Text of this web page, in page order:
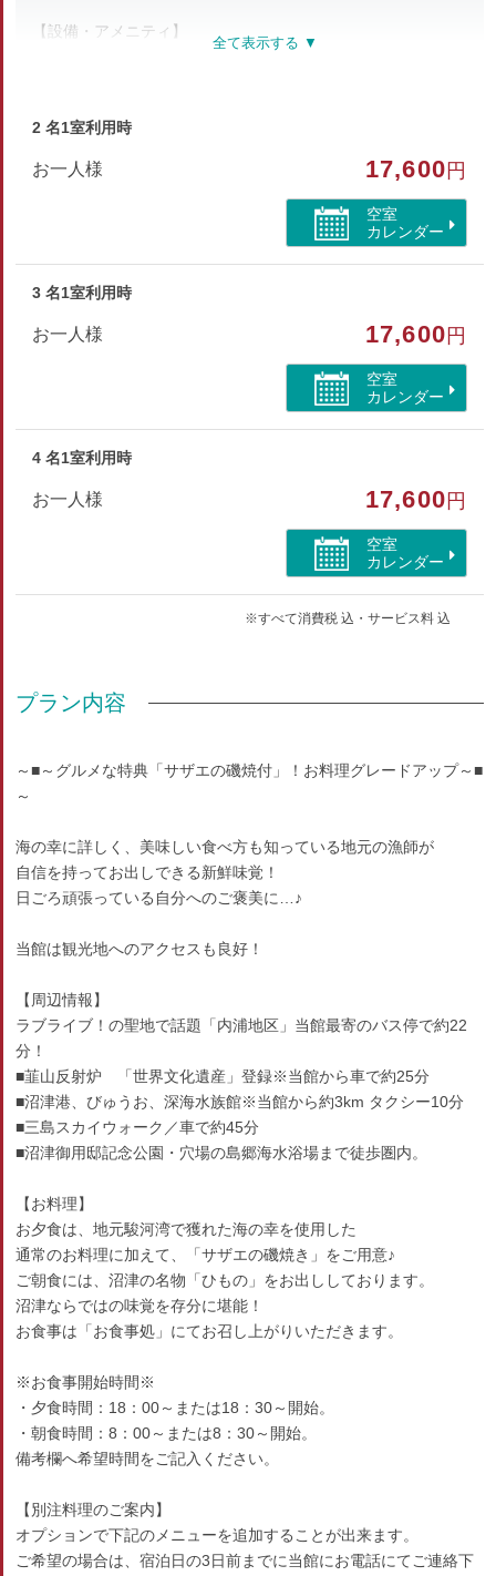
【設備・アメニティ】
テレビ／冷蔵庫／ドライヤー（貸出）／ハミガキセット／タオ
部屋特徴
洗浄機付トイレ/空気清浄機付
2 名1室利用時
お一人様 17,600 円
空室
カレンダー
3 名1室利用時
お一人様 17,600 円
空室
カレンダー
4 名1室利用時
お一人様 17,600 円
空室
カレンダー
※すべて消費税 込・サービス料 込
プラン内容
～■～グルメな特典「サザエの磯焼付」！お料理グレードアップ～■
～
海の幸に詳しく、美味しい食べ方も知っている地元の漁師が
自信を持ってお出しできる新鮮味覚！
日ごろ頑張っている自分へのご褒美に…♪
当館は観光地へのアクセスも良好！
【周辺情報】
ラブライブ！の聖地で話題「内浦地区」当館最寄のバス停で約22
分！
■韮山反射炉 「世界文化遺産」登録※当館から車で約25分
■沼津港、びゅうお、深海水族館※当館から約3km タクシー10分
■三島スカイウォーク／車で約45分
■沼津御用邸記念公園・穴場の島郷海水浴場まで徒歩圏内。
【お料理】
お夕食は、地元駿河湾で獲れた海の幸を使用した
通常のお料理に加えて、「サザエの磯焼き」をご用意♪
ご朝食には、沼津の名物「ひもの」をお出ししております。
沼津ならではの味覚を存分に堪能！
お食事は「お食事処」にてお召し上がりいただきます。
※お食事開始時間※
・夕食時間：18：00～または18：30～開始。
・朝食時間：8：00～または8：30～開始。
備考欄へ希望時間をご記入ください。
【別注料理のご案内】
オプションで下記のメニューを追加することが出来ます。
ご希望の場合は、宿泊日の3日前までに当館にお電話にてご連絡下